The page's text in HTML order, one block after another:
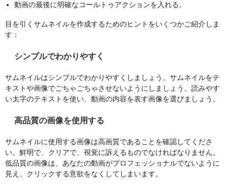
動画の最後に明確なコールトゥアクションを入れる。
目を引くサムネイルを作成するためのヒントをいくつかご紹介しま
す：
シンプルでわかりやすく
サムネイルはシンプルでわかりやすくしましょう。サムネイルをテ
キストや画像でごちゃごちゃさせないようにしましょう。読みやす
い太字のテキストを使い、動画の内容を表す画像を選びましょう。
高品質の画像を使用する
サムネイルに使用する画像は高画質であることを確認してくださ
い。鮮明で、クリアで、視覚に訴えるものでなければなりません。
低品質の画像は、あなたの動画がプロフェッショナルでないように
見え、クリックする意欲をなくしてしまいます。